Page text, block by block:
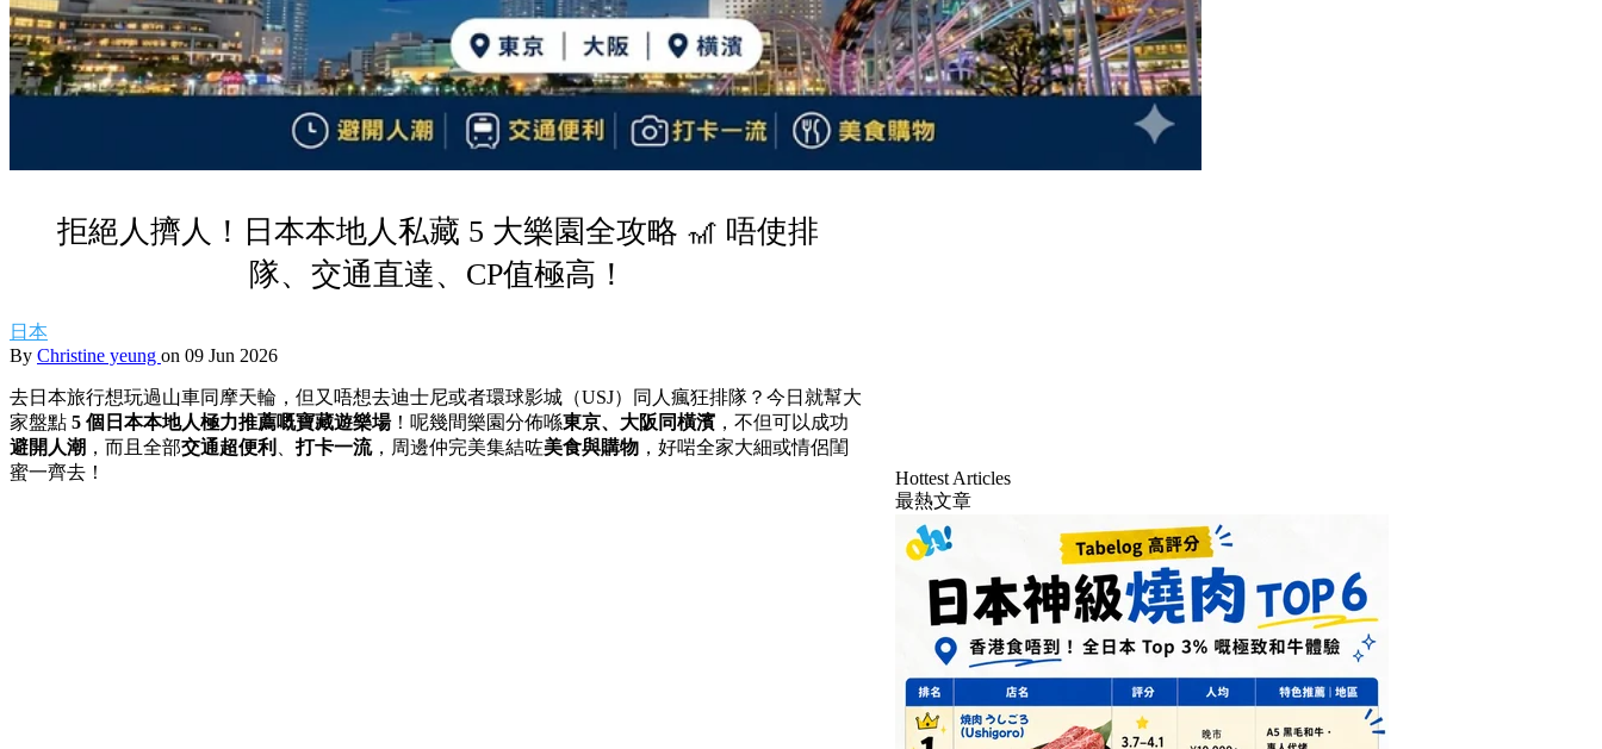
拒絕人擠人！日本本地人私藏 5 大樂園全攻略 🎢 唔使排
隊、交通直達、CP值極高！
日本
By Christine yeung on 09 Jun 2026
去日本旅行想玩過山車同摩天輪，但又唔想去迪士尼或者環球影城（USJ）同人瘋狂排隊？今日就幫大
家盤點 5 個日本本地人極力推薦嘅寶藏遊樂場！呢幾間樂園分佈喺東京、大阪同橫濱 ，不但可以成功
避開人潮 ，而且全部交通超便利 、打卡一流，周邊仲完美集結咗美食與購物 ，好啱全家大細或情侶閨
蜜一齊去！
Hottest Articles
最熱文章